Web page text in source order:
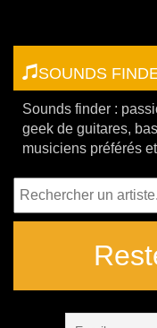
SOUNDS
Sounds finder :
geek de guitares,
musiciens préférés